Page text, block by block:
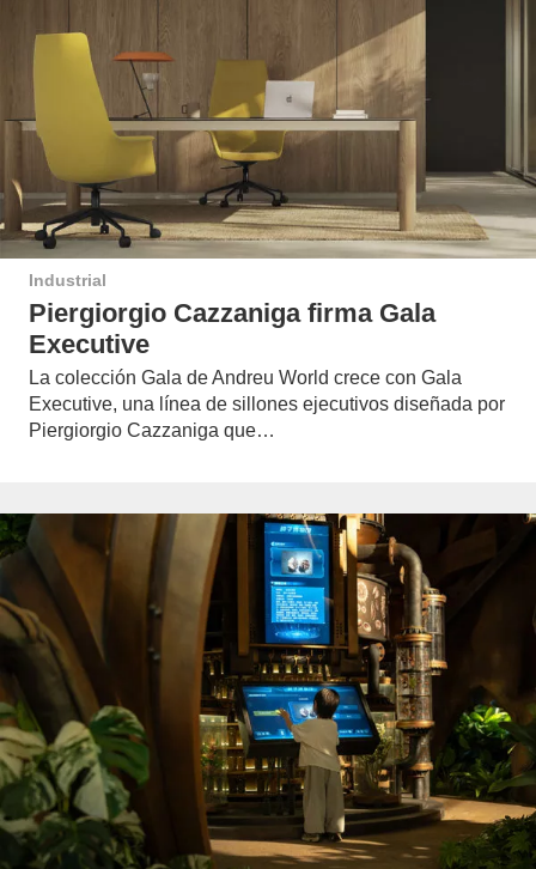
Industrial
Piergiorgio Cazzaniga firma Gala
Executive
La colección Gala de Andreu World crece con Gala
Executive, una línea de sillones ejecutivos diseñada por
Piergiorgio Cazzaniga que…